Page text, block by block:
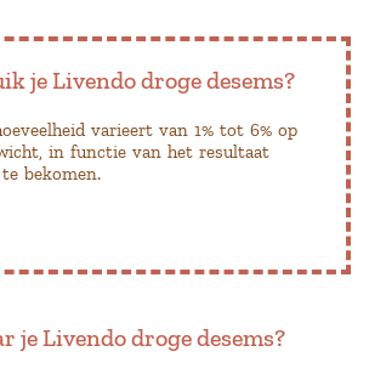
je Livendo droge desems?
varieert van 1% tot 6% op
in functie van het resultaat
bekomen.
je Livendo droge desems?